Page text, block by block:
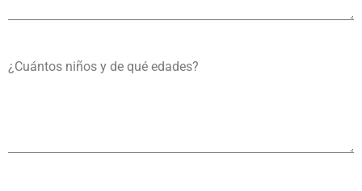
¿Cuántos niños y de qué edades?